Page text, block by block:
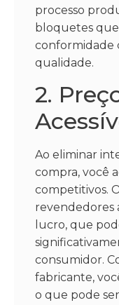
processo
bloquetes
conformidade
qualidade.
2.
Ao eliminar
compra, você
competitivos.
revendedores
lucro, que
consumidor.
fabricante,
o que pode